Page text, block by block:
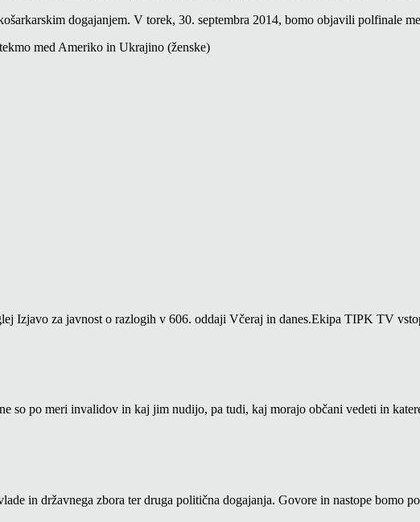
dogajanjem. V torek, 30. septembra 2014, bomo objavili polfinale
med Ameriko in Ukrajino (ženske)
Izjavo za javnost o razlogih v 606. oddaji Včeraj in danes.Ekipa TIPK TV
so po meri invalidov in kaj jim nudijo, pa tudi, kaj morajo občani vedeti in
in državnega zbora ter druga politična dogajanja. Govore in nastope bomo